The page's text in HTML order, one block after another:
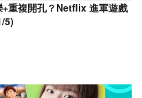
重複開孔？Netflix 進軍遊戲
5)